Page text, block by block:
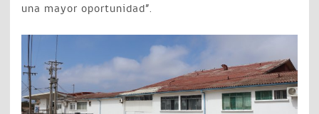
una mayor oportunidad”.